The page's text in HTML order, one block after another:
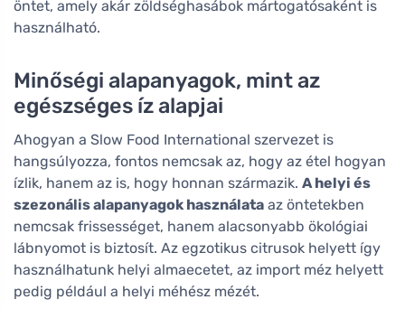
öntet, amely akár zöldséghasábok mártogatósaként is
használható.
Minőségi alapanyagok, mint az
egészséges íz alapjai
Ahogyan a Slow Food International szervezet is
hangsúlyozza, fontos nemcsak az, hogy az étel hogyan
ízlik, hanem az is, hogy honnan származik. A helyi és
szezonális alapanyagok használata az öntetekben
nemcsak frissességet, hanem alacsonyabb ökológiai
lábnyomot is biztosít. Az egzotikus citrusok helyett így
használhatunk helyi almaecetet, az import méz helyett
pedig például a helyi méhész mézét.